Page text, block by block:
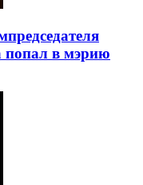
попал в мэрию